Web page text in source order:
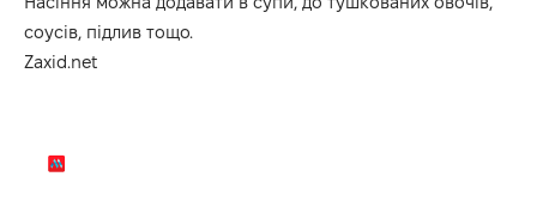
соусів, підлив тощо.
Zaxid.net